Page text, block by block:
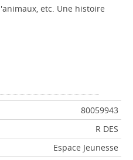
etc. Une histoire
80059943
R DES
Espace Jeunesse